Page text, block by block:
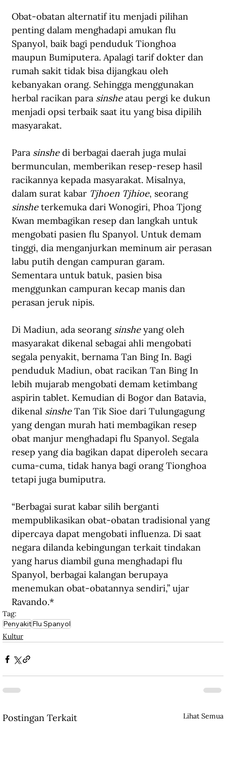
Obat-obatan alternatif itu menjadi pilihan
penting dalam menghadapi amukan flu
Spanyol, baik bagi penduduk Tionghoa
maupun Bumiputera. Apalagi tarif dokter dan
rumah sakit tidak bisa dijangkau oleh
kebanyakan orang. Sehingga menggunakan
herbal racikan para sinshe atau pergi ke dukun
menjadi opsi terbaik saat itu yang bisa dipilih
masyarakat.
Para sinshe di berbagai daerah juga mulai
bermunculan, memberikan resep-resep hasil
racikannya kepada masyarakat. Misalnya,
dalam surat kabar Tjhoen Tjhioe, seorang
sinshe terkemuka dari Wonogiri, Phoa Tjong
Kwan membagikan resep dan langkah untuk
mengobati pasien flu Spanyol. Untuk demam
tinggi, dia menganjurkan meminum air perasan
labu putih dengan campuran garam.
Sementara untuk batuk, pasien bisa
menggunkan campuran kecap manis dan
perasan jeruk nipis.
Di Madiun, ada seorang sinshe yang oleh
masyarakat dikenal sebagai ahli mengobati
segala penyakit, bernama Tan Bing In. Bagi
penduduk Madiun, obat racikan Tan Bing In
lebih mujarab mengobati demam ketimbang
aspirin tablet. Kemudian di Bogor dan Batavia,
dikenal sinshe Tan Tik Sioe dari Tulungagung
yang dengan murah hati membagikan resep
obat manjur menghadapi flu Spanyol. Segala
resep yang dia bagikan dapat diperoleh secara
cuma-cuma, tidak hanya bagi orang Tionghoa
tetapi juga bumiputra.
“Berbagai surat kabar silih berganti
mempublikasikan obat-obatan tradisional yang
dipercaya dapat mengobati influenza. Di saat
negara dilanda kebingungan terkait tindakan
yang harus diambil guna menghadapi flu
Spanyol, berbagai kalangan berupaya
menemukan obat-obatannya sendiri,” ujar
Ravando.*
Tag:
PenyakitFlu Spanyol
Kultur
Postingan Terkait Lihat Semua